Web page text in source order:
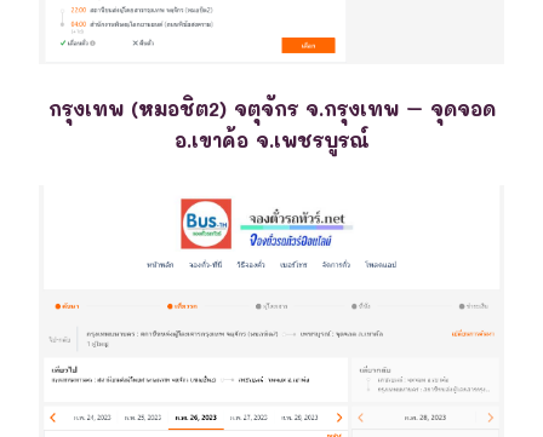
กรุงเทพ (หมอชิต2) จตุจักร จ.กรุงเทพ – จุดจอด
อ.เขาค้อ จ.เพชรบูรณ์